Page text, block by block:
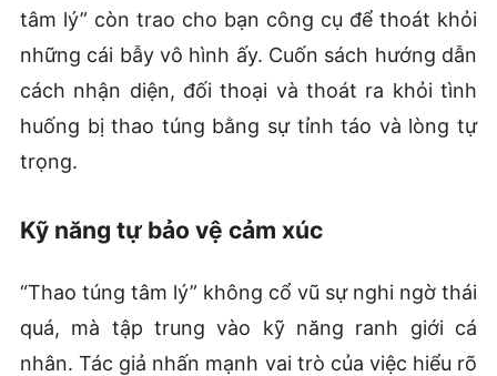
tâm lý” còn trao cho bạn công cụ để thoát khỏi
những cái bẫy vô hình ấy. Cuốn sách hướng dẫn
cách nhận diện, đối thoại và thoát ra khỏi tình
huống bị thao túng bằng sự tỉnh táo và lòng tự
trọng.
Kỹ năng tự bảo vệ cảm xúc
“Thao túng tâm lý” không cổ vũ sự nghi ngờ thái
quá, mà tập trung vào kỹ năng ranh giới cá
nhân. Tác giả nhấn mạnh vai trò của việc hiểu rõ